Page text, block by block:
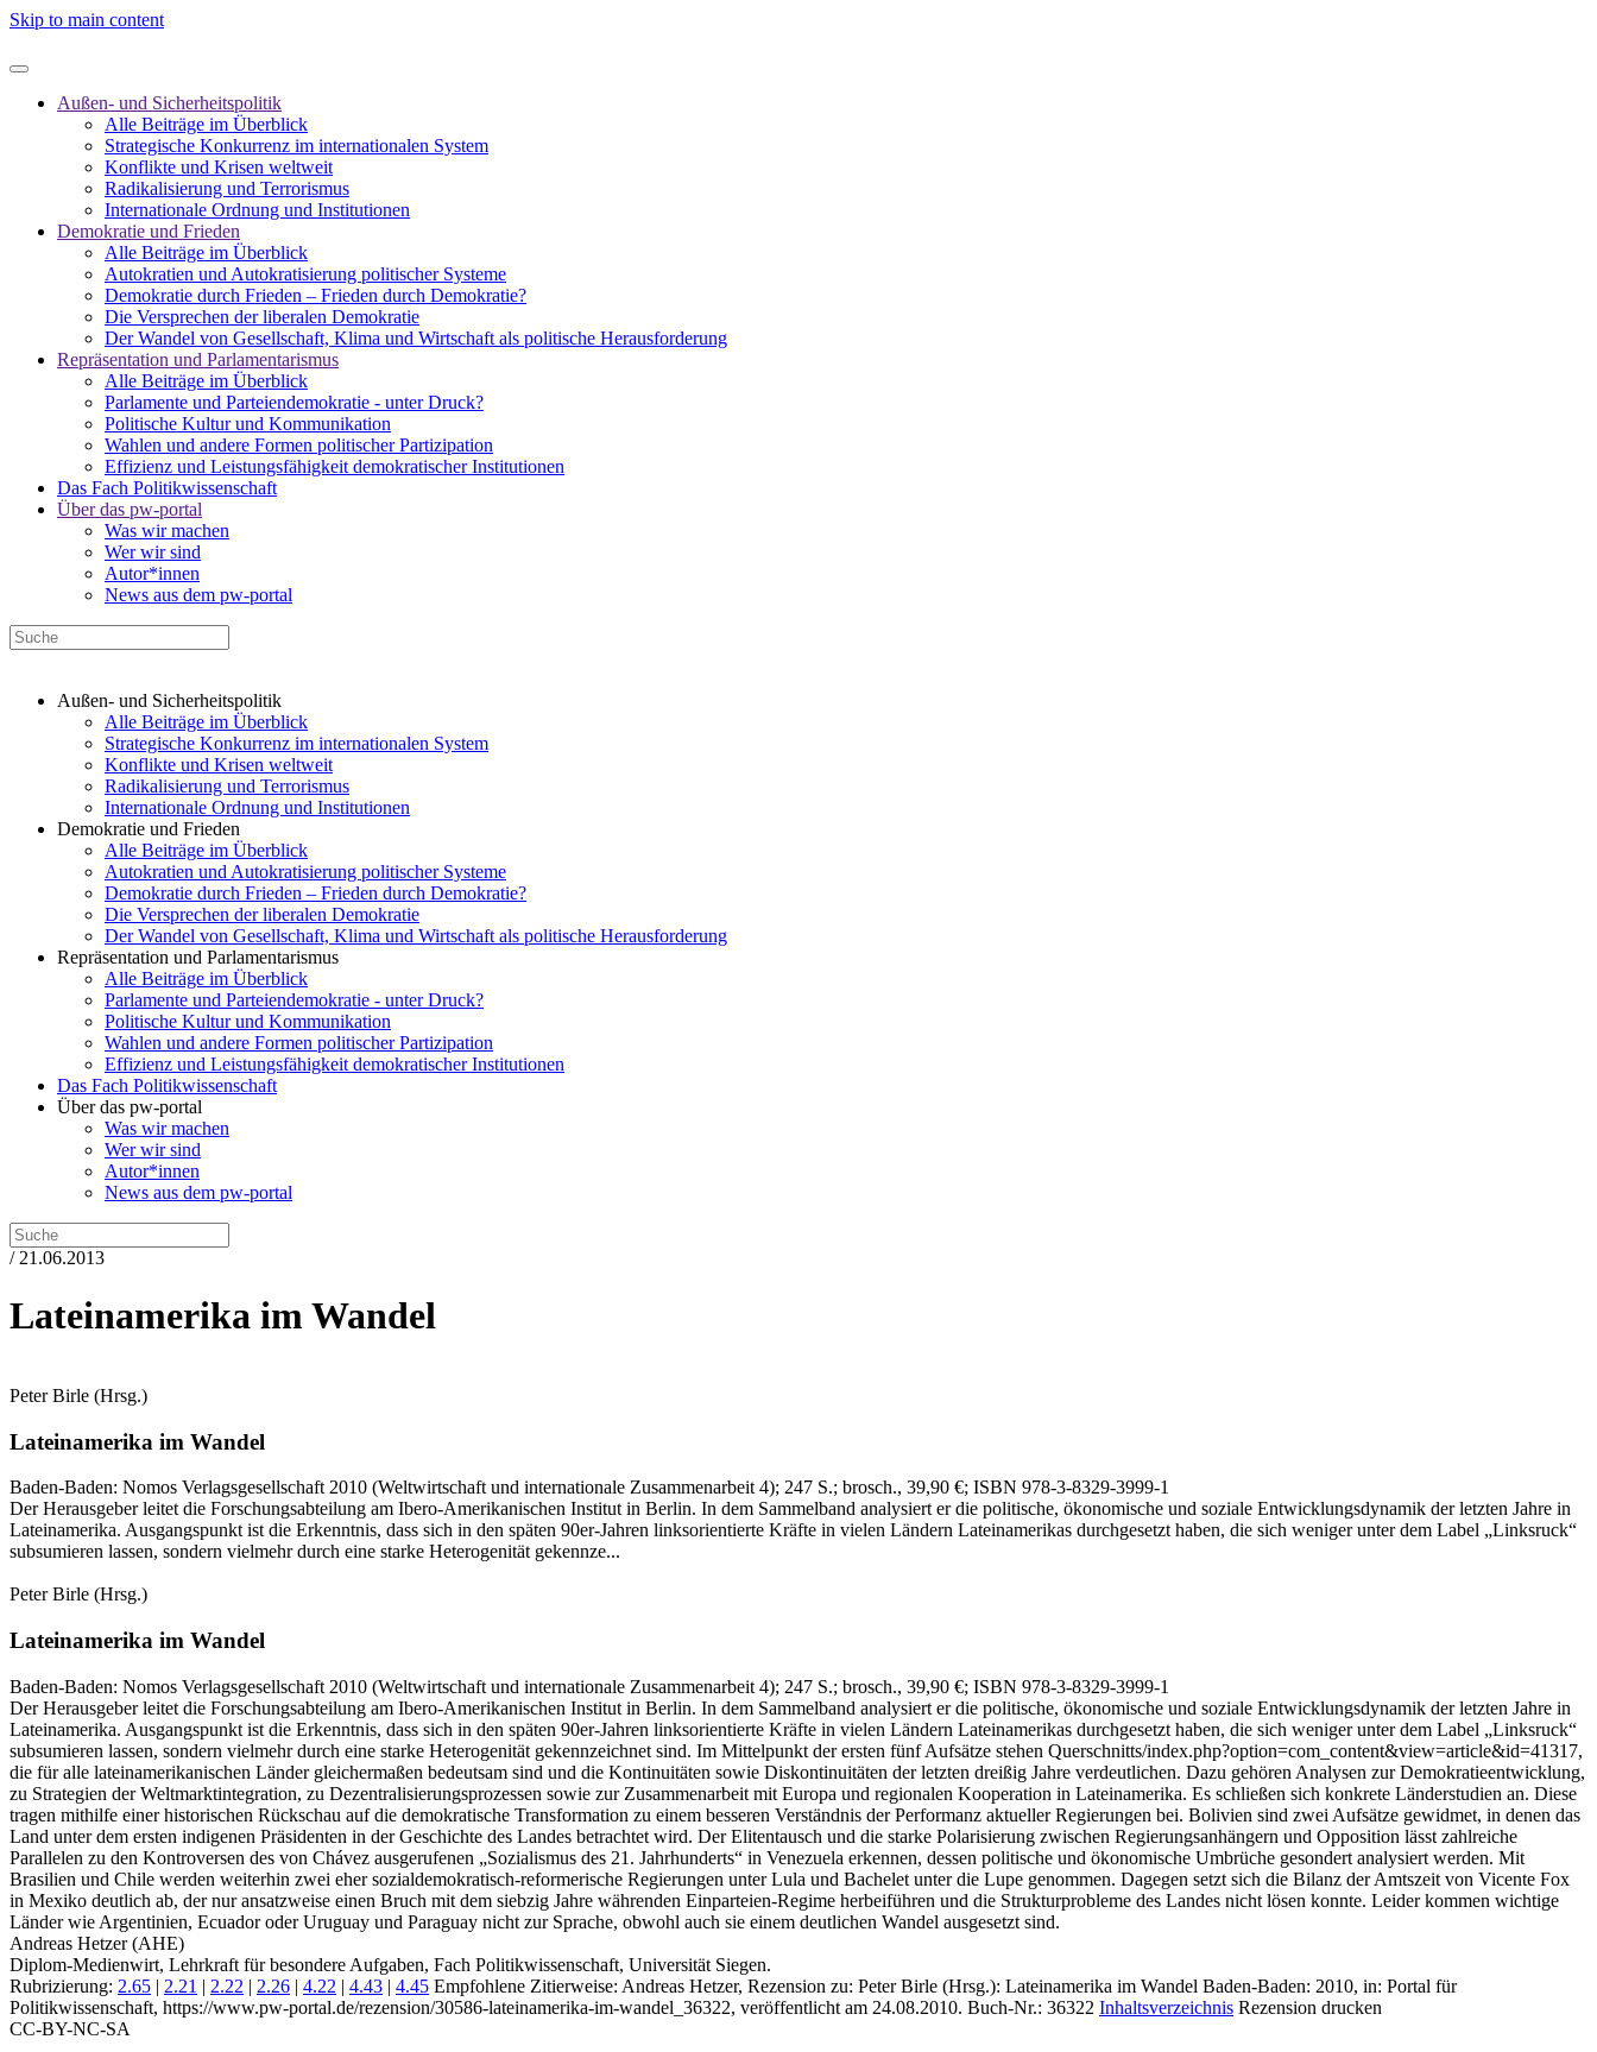
Skip to main content
Außen- und Sicherheitspolitik
Alle Beiträge im Überblick
Strategische Konkurrenz im internationalen System
Konflikte und Krisen weltweit
Radikalisierung und Terrorismus
Internationale Ordnung und Institutionen
Demokratie und Frieden
Alle Beiträge im Überblick
Autokratien und Autokratisierung politischer Systeme
Demokratie durch Frieden – Frieden durch Demokratie?
Die Versprechen der liberalen Demokratie
Der Wandel von Gesellschaft, Klima und Wirtschaft als politische Herausforderung
Repräsentation und Parlamentarismus
Alle Beiträge im Überblick
Parlamente und Parteiendemokratie - unter Druck?
Politische Kultur und Kommunikation
Wahlen und andere Formen politischer Partizipation
Effizienz und Leistungsfähigkeit demokratischer Institutionen
Das Fach Politikwissenschaft
Über das pw-portal
Was wir machen
Wer wir sind
Autor*innen
News aus dem pw-portal
Außen- und Sicherheitspolitik
Alle Beiträge im Überblick
Strategische Konkurrenz im internationalen System
Konflikte und Krisen weltweit
Radikalisierung und Terrorismus
Internationale Ordnung und Institutionen
Demokratie und Frieden
Alle Beiträge im Überblick
Autokratien und Autokratisierung politischer Systeme
Demokratie durch Frieden – Frieden durch Demokratie?
Die Versprechen der liberalen Demokratie
Der Wandel von Gesellschaft, Klima und Wirtschaft als politische Herausforderung
Repräsentation und Parlamentarismus
Alle Beiträge im Überblick
Parlamente und Parteiendemokratie - unter Druck?
Politische Kultur und Kommunikation
Wahlen und andere Formen politischer Partizipation
Effizienz und Leistungsfähigkeit demokratischer Institutionen
Das Fach Politikwissenschaft
Über das pw-portal
Was wir machen
Wer wir sind
Autor*innen
News aus dem pw-portal
/ 21.06.2013
Lateinamerika im Wandel
Peter Birle (Hrsg.)
Lateinamerika im Wandel
Baden-Baden: Nomos Verlagsgesellschaft 2010 (Weltwirtschaft und internationale Zusammenarbeit 4); 247 S.; brosch., 39,90 €; ISBN 978-3-8329-3999-1
Der Herausgeber leitet die Forschungsabteilung am Ibero-Amerikanischen Institut in Berlin. In dem Sammelband analysiert er die politische, ökonomische und soziale Entwicklungsdynamik der letzten Jahre in
Lateinamerika. Ausgangspunkt ist die Erkenntnis, dass sich in den späten 90er-Jahren linksorientierte Kräfte in vielen Ländern Lateinamerikas durchgesetzt haben, die sich weniger unter dem Label „Linksruck“
subsumieren lassen, sondern vielmehr durch eine starke Heterogenität gekennze...
Peter Birle (Hrsg.)
Lateinamerika im Wandel
Baden-Baden: Nomos Verlagsgesellschaft 2010 (Weltwirtschaft und internationale Zusammenarbeit 4); 247 S.; brosch., 39,90 €; ISBN 978-3-8329-3999-1
Der Herausgeber leitet die Forschungsabteilung am Ibero-Amerikanischen Institut in Berlin. In dem Sammelband analysiert er die politische, ökonomische und soziale Entwicklungsdynamik der letzten Jahre in
Lateinamerika. Ausgangspunkt ist die Erkenntnis, dass sich in den späten 90er-Jahren linksorientierte Kräfte in vielen Ländern Lateinamerikas durchgesetzt haben, die sich weniger unter dem Label „Linksruck“
subsumieren lassen, sondern vielmehr durch eine starke Heterogenität gekennzeichnet sind. Im Mittelpunkt der ersten fünf Aufsätze stehen Querschnitts/index.php?option=com_content&view=article&id=41317,
die für alle lateinamerikanischen Länder gleichermaßen bedeutsam sind und die Kontinuitäten sowie Diskontinuitäten der letzten dreißig Jahre verdeutlichen. Dazu gehören Analysen zur Demokratieentwicklung,
zu Strategien der Weltmarktintegration, zu Dezentralisierungsprozessen sowie zur Zusammenarbeit mit Europa und regionalen Kooperation in Lateinamerika. Es schließen sich konkrete Länderstudien an. Diese
tragen mithilfe einer historischen Rückschau auf die demokratische Transformation zu einem besseren Verständnis der Performanz aktueller Regierungen bei. Bolivien sind zwei Aufsätze gewidmet, in denen das
Land unter dem ersten indigenen Präsidenten in der Geschichte des Landes betrachtet wird. Der Elitentausch und die starke Polarisierung zwischen Regierungsanhängern und Opposition lässt zahlreiche
Parallelen zu den Kontroversen des von Chávez ausgerufenen „Sozialismus des 21. Jahrhunderts“ in Venezuela erkennen, dessen politische und ökonomische Umbrüche gesondert analysiert werden. Mit
Brasilien und Chile werden weiterhin zwei eher sozialdemokratisch-reformerische Regierungen unter Lula und Bachelet unter die Lupe genommen. Dagegen setzt sich die Bilanz der Amtszeit von Vicente Fox
in Mexiko deutlich ab, der nur ansatzweise einen Bruch mit dem siebzig Jahre währenden Einparteien-Regime herbeiführen und die Strukturprobleme des Landes nicht lösen konnte. Leider kommen wichtige
Länder wie Argentinien, Ecuador oder Uruguay und Paraguay nicht zur Sprache, obwohl auch sie einem deutlichen Wandel ausgesetzt sind.
Andreas Hetzer (AHE)
Diplom-Medienwirt, Lehrkraft für besondere Aufgaben, Fach Politikwissenschaft, Universität Siegen.
Rubrizierung: 2.65 | 2.21 | 2.22 | 2.26 | 4.22 | 4.43 | 4.45 Empfohlene Zitierweise: Andreas Hetzer, Rezension zu: Peter Birle (Hrsg.): Lateinamerika im Wandel Baden-Baden: 2010, in: Portal für
Politikwissenschaft, https://www.pw-portal.de/rezension/30586-lateinamerika-im-wandel_36322, veröffentlicht am 24.08.2010. Buch-Nr.: 36322 Inhaltsverzeichnis Rezension drucken
CC-BY-NC-SA